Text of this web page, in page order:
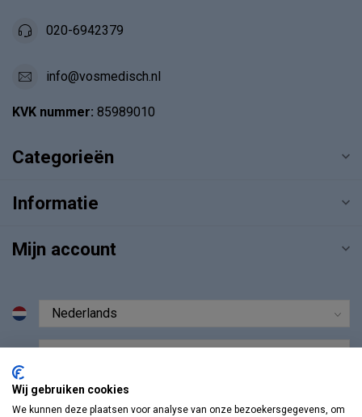
020-6942379
info@vosmedisch.nl
KVK nummer: 85989010
Categorieën
Informatie
Mijn account
Wij gebruiken cookies
We kunnen deze plaatsen voor analyse van onze bezoekersgegevens, om